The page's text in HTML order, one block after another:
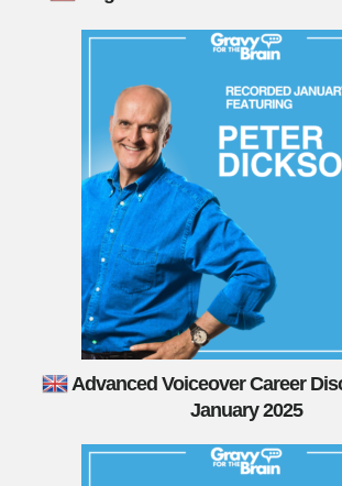
Advanced Voiceover Career
January 2025